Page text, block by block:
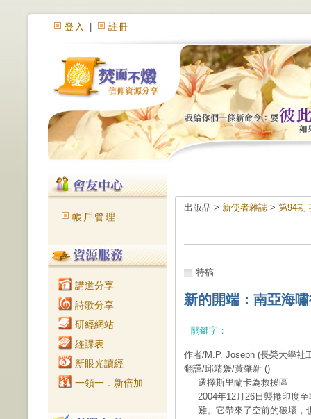
登入 註冊
帳戶管理
講道分享
詩歌分享
研經網站
經課表
新眼光讀經
一領一．新倍加
出版品 > 新使者雜誌 > 第94期
特稿
新的開端：南亞海
關鍵字：
作者/M.P. Joseph (長榮大學社
翻譯/邱靖媛/黃肇新 ()
選擇斯里蘭卡為救援區
2004年12月26日襲捲印度
難。它帶來了空前的破壞，